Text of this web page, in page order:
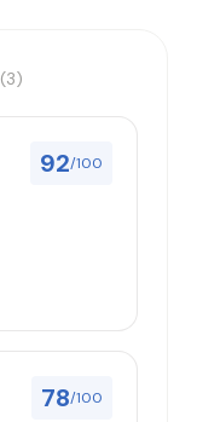
(3)
92/100
78/100